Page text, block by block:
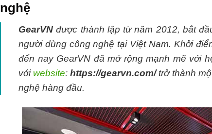
nghệ
GearVNđược thành lập từ năm 2012, bắt
người dùng công nghệ tại Việt Nam. Khởi
đến nay GearVN đã mở rộng mạnh mẽ với
với website:https://gearvn.com/trở thành
nghệ hàng đầu.